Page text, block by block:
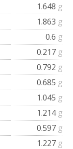
1.648 g
1.863 g
0.6 g
0.217 g
0.792 g
0.685 g
1.045 g
1.214 g
0.597 g
1.227 g